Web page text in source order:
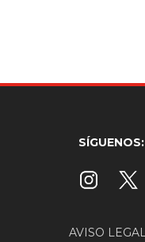
SÍGUENOS:
AVISO LEGAL